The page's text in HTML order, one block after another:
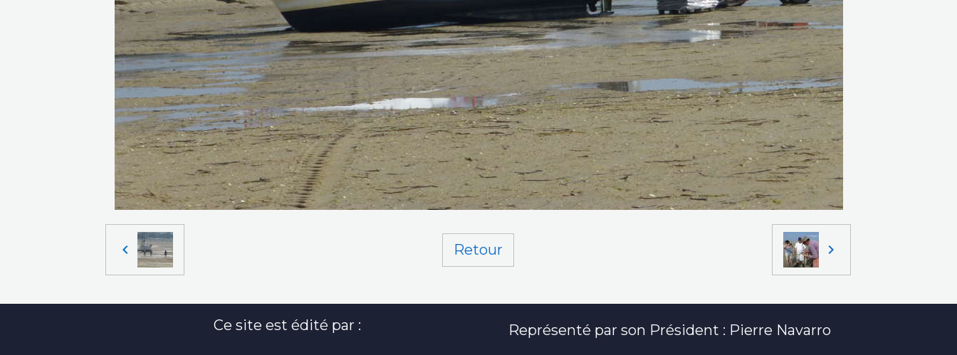
Retour
Ce site est édité par : Représenté par son Président : Pierre Navarro